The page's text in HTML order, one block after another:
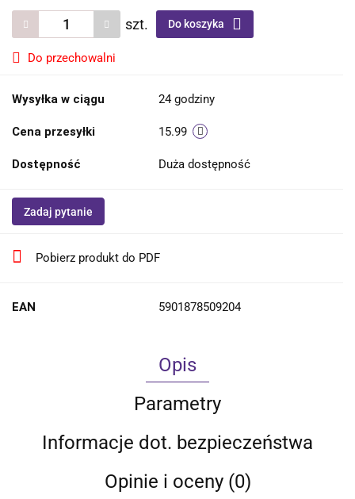
szt. Do koszyka
Do przechowalni
Wysyłka w ciągu 24 godziny
Cena przesyłki 15.99
Dostępność Duża dostępność
Zadaj pytanie
Pobierz produkt do PDF
EAN 5901878509204
Opis
Parametry
Informacje dot. bezpieczeństwa
Opinie i oceny (0)